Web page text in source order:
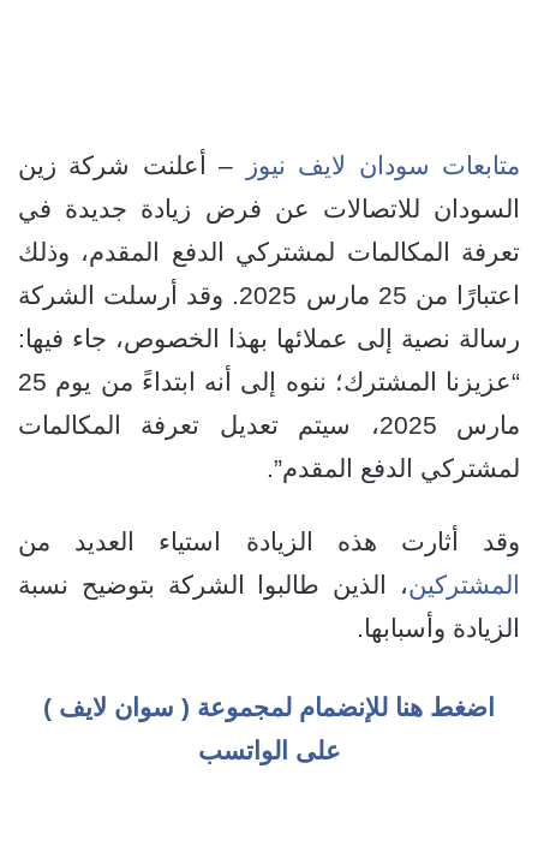
متابعات سودان لايف نيوز
– أعلنت شركة زين
السودان للاتصالات عن فرض زيادة جديدة في
تعرفة المكالمات لمشتركي الدفع المقدم، وذلك
اعتبارًا من 25 مارس 2025. وقد أرسلت الشركة
رسالة نصية إلى عملائها بهذا الخصوص، جاء فيها:
“عزيزنا المشترك؛ ننوه إلى أنه ابتداءً من يوم 25
مارس 2025، سيتم تعديل تعرفة المكالمات
لمشتركي الدفع المقدم”.
وقد أثارت هذه الزيادة استياء العديد من
المشتركين، الذين طالبوا الشركة بتوضيح نسبة
الزيادة وأسبابها.
اضغط هنا للإنضمام لمجموعة ( سوان لايف )
على الواتسب